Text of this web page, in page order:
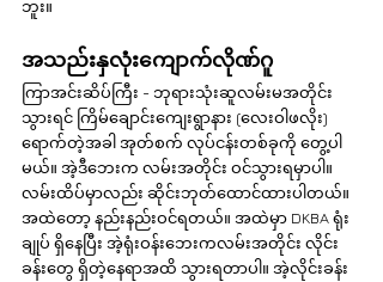
ဘူး။
အသည်းနှလုံးကျောက်လိုဏ်ဂူ
ကြာအင်းဆိပ်ကြီး - ဘုရားသုံးဆူလမ်းမအတိုင်း
သွားရင် ကြိမ်ချောင်းကျေးရွာနား (လေးဝါဖလိုး)
ရောက်တဲ့အခါ အုတ်စက် လုပ်ငန်းတစ်ခုကို တွေ့ပါ
မယ်။ အဲ့ဒီဘေးက လမ်းအတိုင်း ဝင်သွားရမှာပါ။
လမ်းထိပ်မှာလည်း ဆိုင်းဘုတ်ထောင်ထားပါတယ်။
အထဲတော့ နည်းနည်းဝင်ရတယ်။ အထဲမှာ DKBA ရုံး
ချုပ် ရှိနေပြီး အဲ့ရုံးဝန်းဘေးကလမ်းအတိုင်း လိုင်း
ခန်းတွေ ရှိတဲ့နေရာအထိ သွားရတာပါ။ အဲ့လိုင်းခန်း